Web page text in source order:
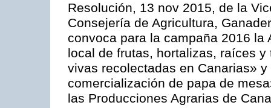
Resolución, 13 nov 2015, de la
Consejería de Agricultura,
convoca para la campaña 2016
local de frutas, hortalizas, raíces
vivas recolectadas en Canarias»
comercialización de papa de
las Producciones Agrarias de